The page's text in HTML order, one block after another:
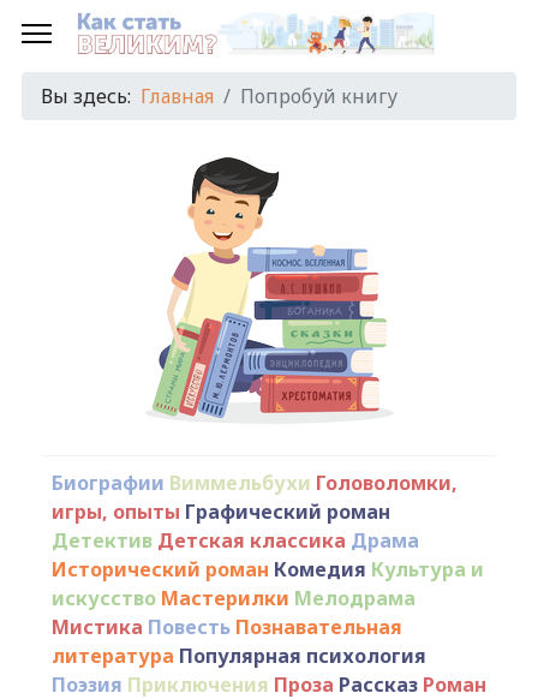
Вы здесь: Главная Попробуй книгу
Биографии Виммельбухи Головоломки,
игры, опыты Графический роман
Детектив Детская классика Драма
Исторический роман Комедия Культура и
искусство Мастерилки Мелодрама
Мистика Повесть Познавательная
литература Популярная психология
Поэзия Приключения Проза Рассказ Роман